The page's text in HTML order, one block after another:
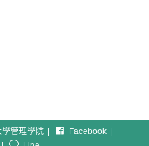
管理學院
Facebook